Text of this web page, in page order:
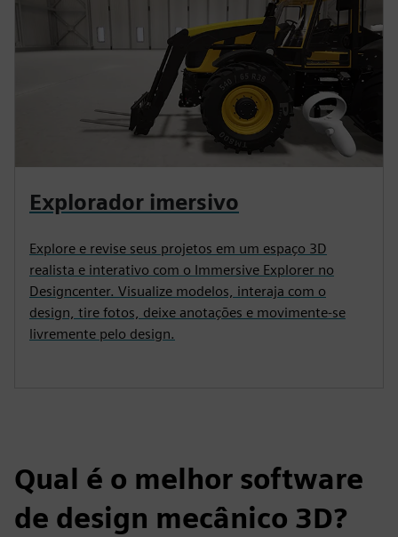
Explorador imersivo
Explore e revise seus projetos em um espaço 3D
realista e interativo com o Immersive Explorer no
Designcenter. Visualize modelos, interaja com o
design, tire fotos, deixe anotações e movimente-se
livremente pelo design.
Qual é o melhor software
de design mecânico 3D?